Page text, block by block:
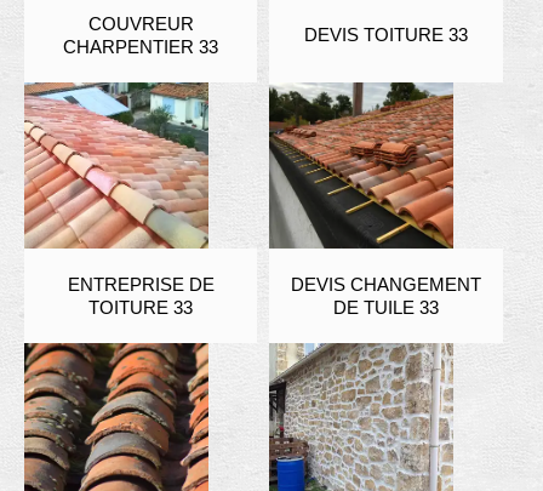
COUVREUR
CHARPENTIER 33
DEVIS TOITURE 33
ENTREPRISE DE
TOITURE 33
DEVIS CHANGEMENT
DE TUILE 33